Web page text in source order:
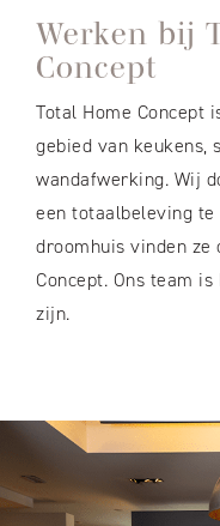
Werken bij
Concept
Total Home Concept
gebied van keukens,
wandafwerking. Wij
een totaalbeleving
droomhuis vinden ze
Concept. Ons team
zijn.